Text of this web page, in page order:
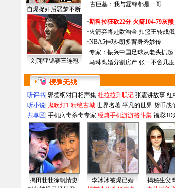
自爆捉奸后恶梦不断
·古巨基：我与霆锋都是一哥
刘翔亚锦赛三连冠
·斯科拉狂砍22分 火箭104-79灰熊
·火箭弃将赴欧淘金 扣篮王转战
·NBA5佳球-朗多背身秀妙传
·专家：振兴中国足球从老头抓起
·马琳离婚分割房产 张一不舍几
·听评书 郭德纲对口相声集 杜拉拉升职记 张震讲故事 红
·听小说 鬼吹灯1-精绝古城 世界名著 平凡的世界 货币战
·共享区 手机病毒杀毒专家 经典手机游游格斗集 福彩3D
揭田壮壮徐帆情史 李冰冰被爆已婚
揭秘生父